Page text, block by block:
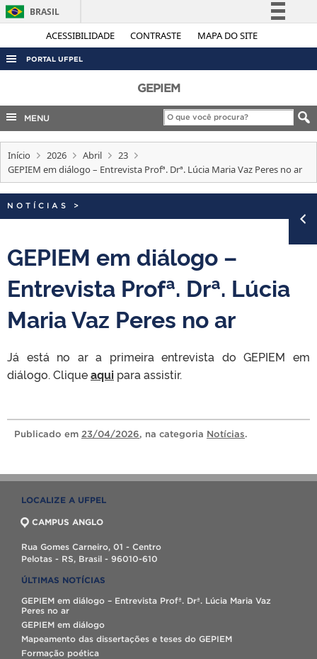
ACESSIBILIDADE CONTRASTE MAPA DO SITE
BRASIL
Simplifique!
Legislação
Canais
PORTAL UFPEL
AUDITORIA
COBALTO
CONCURSOS
INTERNACIONAL
PORTARIAS
GEPIEM
MENU
Início 2026 Abril
23
GEPIEM em diálogo – Entrevista Profª. Drª. Lúcia Maria Vaz Peres no ar
NOTÍCIAS >
GEPIEM em diálogo –
Entrevista Profª. Drª. Lúcia
Maria Vaz Peres no ar
Já está no ar a primeira entrevista do GEPIEM em
diálogo. Cliqueaqui para assistir.
Publicado em 23/04/2026, na categoria Notícias.
LOCALIZE A UFPEL
CAMPUS ANGLO
Rua Gomes Carneiro, 01 - Centro
Pelotas - RS, Brasil - 96010-610
ÚLTIMAS NOTÍCIAS
GEPIEM em diálogo – Entrevista Profª. Drª. Lúcia Maria Vaz
Peres no ar
GEPIEM em diálogo
Mapeamento das dissertações e teses do GEPIEM
Formação poética